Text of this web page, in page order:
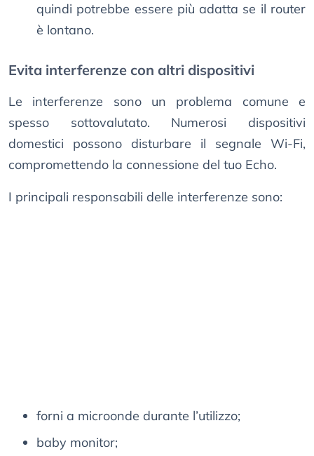
quindi potrebbe essere più adatta se il router
è lontano.
Evita interferenze con altri dispositivi
Le interferenze sono un problema comune e
spesso sottovalutato. Numerosi dispositivi
domestici possono disturbare il segnale Wi-Fi,
compromettendo la connessione del tuo Echo.
I principali responsabili delle interferenze sono:
forni a microonde durante l’utilizzo;
baby monitor;